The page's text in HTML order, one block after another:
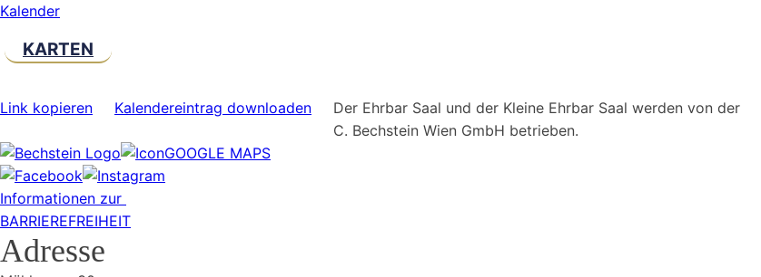
Kalender
KARTEN
Link kopieren Kalendereintrag downloaden
Der Ehrbar Saal und der Kleine Ehrbar Saal werden von der
C. Bechstein Wien GmbH betrieben.
GOOGLE MAPS
Informationen zur
BARRIEREFREIHEIT
Adresse